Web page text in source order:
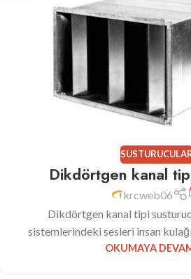
Dikdörtgen kanal
krcweb06
Dikdörtgen kanal tipi
sistemlerindeki sesleri insan
OKUMAYA